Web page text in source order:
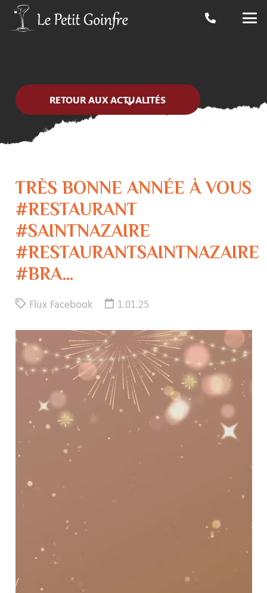
RETOUR AUX ACTUALITÉS
TRÈS BONNE ANNÉE À VOUS
#RESTAURANT
#SAINTNAZAIRE
#RESTAURANTSAINTNAZAIRE
#BRA…
Flux Facebook 1.01.25